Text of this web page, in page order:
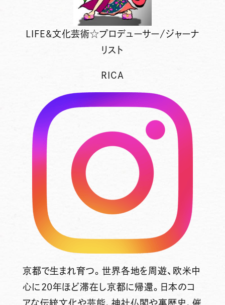
LIFE&文化芸術☆プロデューサー/ジャーナ
リスト
RICA
京都で生まれ育つ。世界各地を周遊、欧米中
心に20年ほど滞在し京都に帰還。日本のコ
アな伝統文化や芸能、神社仏閣や裏歴史、催